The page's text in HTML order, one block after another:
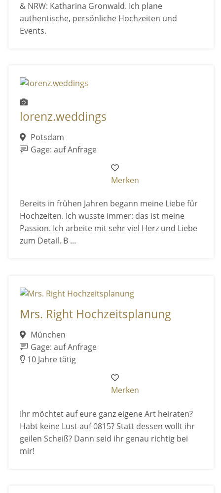
& NRW: Katharina Gronwald. Ich plane
authentische, persönliche Hochzeiten und
Events.
lorenz.weddings
Potsdam
Gage: auf Anfrage
Merken
Bereits in frühen Jahren begann meine Liebe für
Hoch­zeiten. Ich wusste immer: das ist meine
Passion. Ich arbeite mit sehr viel Herz und Liebe
zum Detail. B ...
Mrs. Right Hochzeitsplanung
München
Gage: auf Anfrage
10 Jahre tätig
Merken
Ihr möchtet auf eure ganz eigene Art heiraten?
Habt keine Lust auf 0815? Statt dessen wollt ihr
geilen Scheiß? Dann seid ihr genau richtig bei
mir!